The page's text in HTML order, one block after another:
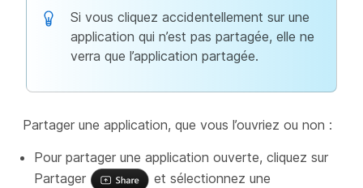
Si vous cliquez accidentellement sur une
application qui n’est pas partagée, elle ne
verra que l’application partagée.
Partager une application, que vous l’ouvriez ou non :
Pour partager une application ouverte, cliquez sur
Partager
et sélectionnez une